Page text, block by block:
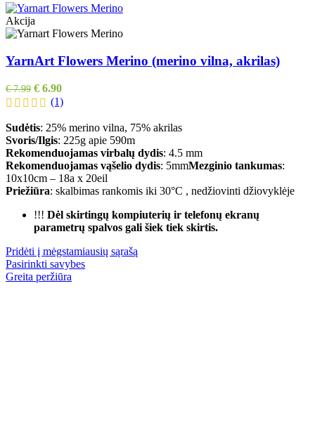
Akcija
YarnArt Flowers Merino (merino vilna, akrilas)
€7.99 € 6.90
(1)
Sudėtis: 25% merino vilna, 75% akrilas
Svoris/Ilgis: 225g apie 590m
Rekomenduojamas virbalų dydis: 4.5 mm
Rekomenduojamas vąšelio dydis: 5mmMezginio tankumas:
10x10cm – 18a x 20eil
Priežiūra: skalbimas rankomis iki 30°C , nedžiovinti džiovyklėje
!!! Dėl skirtingų kompiuterių ir telefonų ekranų
parametrų spalvos gali šiek tiek skirtis.
Pridėti į mėgstamiausių sąrašą
Pasirinkti savybes
Greita peržiūra